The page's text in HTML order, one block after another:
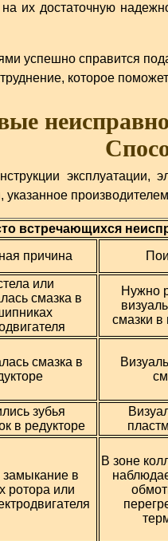
их достаточную
успешно справится
которое
эксплуатации,
встречающихся
причина
или
смазка в
Нужно
смазки в
смазка в
зубья
в редукторе
замыкание в
ротора или
В зоне